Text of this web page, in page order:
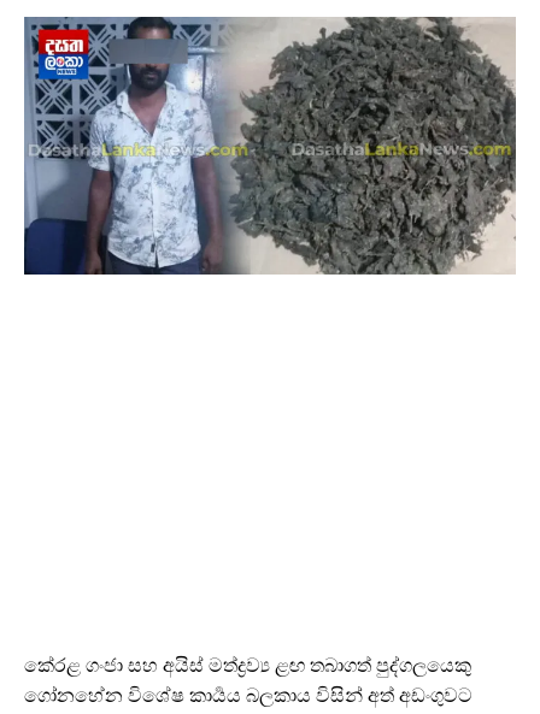
කේරළ ගංජා සහ අයිස් මත්ද්‍රව්‍ය ළඟ තබාගත් පුද්ගලයෙකු
ගෝනහේන විශේෂ කාර්‍යය බලකාය විසින් අත් අඩංගුවට